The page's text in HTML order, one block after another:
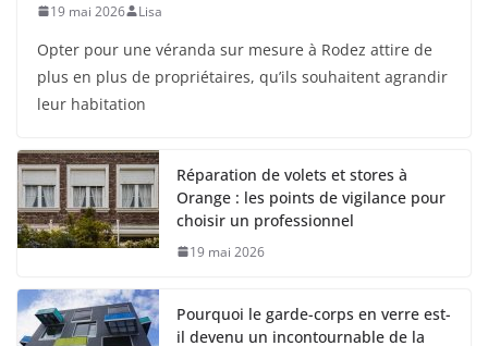
19 mai 2026 Lisa
Opter pour une véranda sur mesure à Rodez attire de
plus en plus de propriétaires, qu’ils souhaitent agrandir
leur habitation
Réparation de volets et stores à
Orange : les points de vigilance pour
choisir un professionnel
19 mai 2026
Pourquoi le garde-corps en verre est-
il devenu un incontournable de la